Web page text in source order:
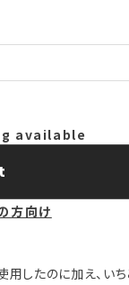
available
方向け
したのに加え、いち